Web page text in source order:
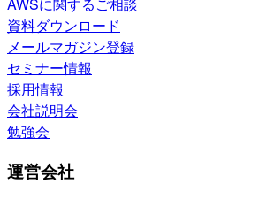
AWSに関するご相談
資料ダウンロード
メールマガジン登録
セミナー情報
採用情報
会社説明会
勉強会
運営会社